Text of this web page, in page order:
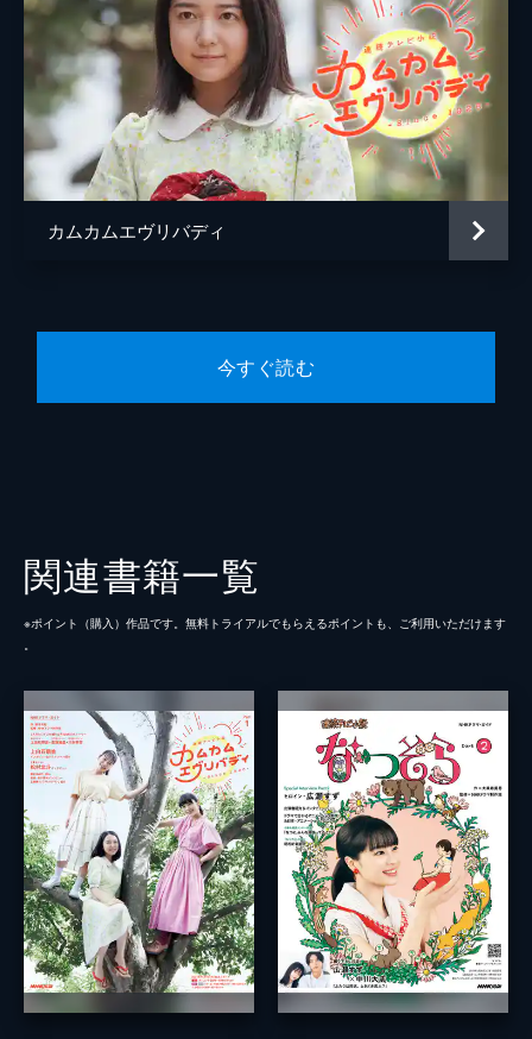
カムカムエヴリバディ
今すぐ読む
関連書籍一覧
※ポイント（購⼊）作品です。無料トライアルでもらえるポイントも、ご利⽤いただけます
。